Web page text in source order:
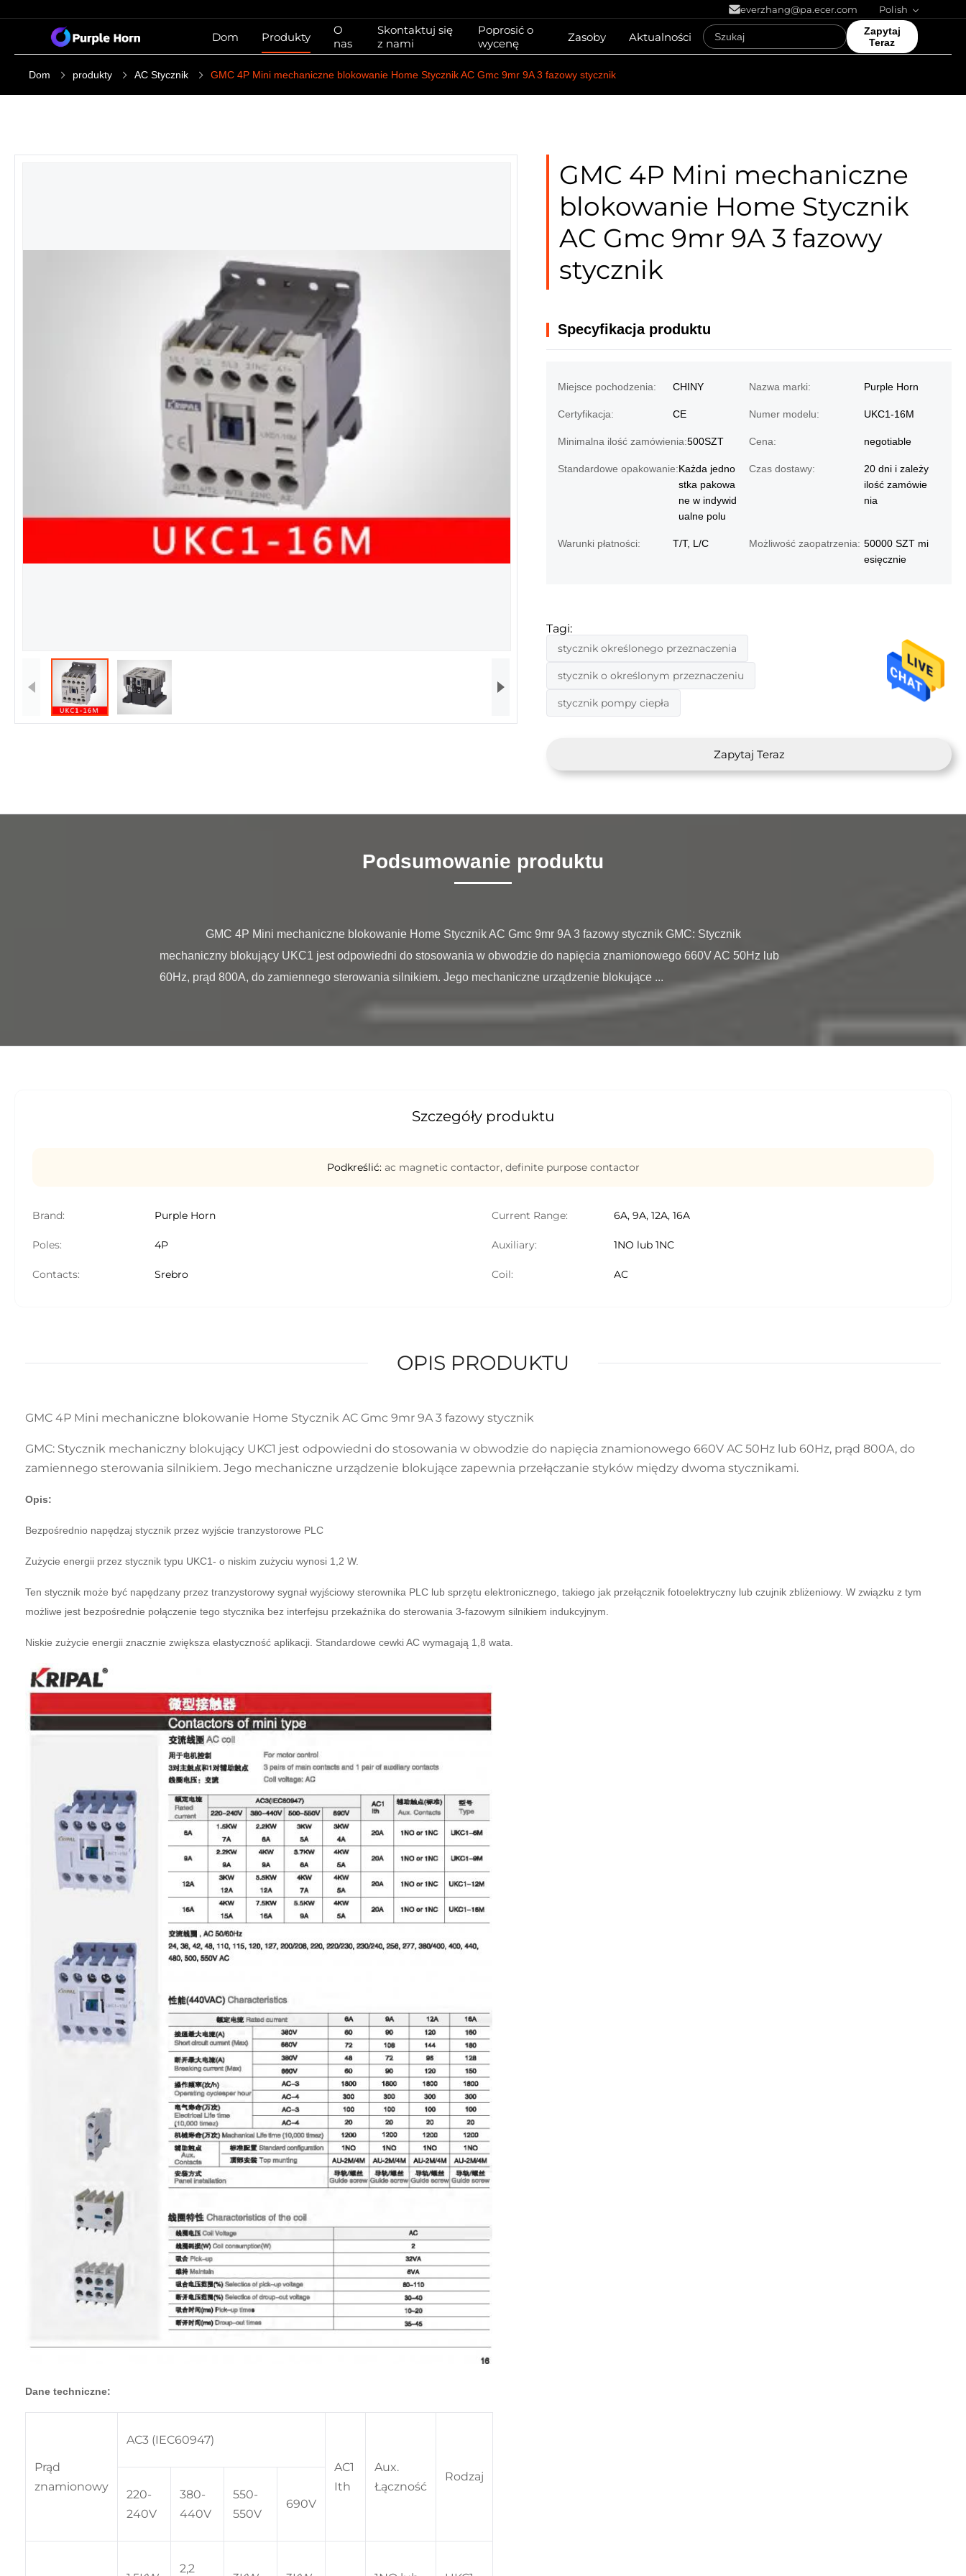
everzhang@pa.ecer.com Polish
Dom Produkty
O
nas
Skontaktuj się
z nami
Poprosić o
wycenę
Zasoby Aktualności
Zapytaj
Teraz
Dom produkty AC Stycznik GMC 4P Mini mechaniczne blokowanie Home Stycznik AC Gmc 9mr 9A 3 fazowy stycznik
GMC 4P Mini mechaniczne
blokowanie Home Stycznik
AC Gmc 9mr 9A 3 fazowy
stycznik
Specyfikacja produktu
Miejsce pochodzenia: CHINY Nazwa marki: Purple Horn
Certyfikacja: CE Numer modelu: UKC1-16M
Minimalna ilość zamówienia:500SZT Cena: negotiable
Standardowe opakowanie:Każda jedno
stka pakowa
ne w indywid
ualne polu
Czas dostawy:
20 dni i zależy
ilość zamówie
nia
Warunki płatności: T/T, L/C Możliwość zaopatrzenia: 50000 SZT mi
esięcznie
Tagi:
stycznik określonego przeznaczenia
stycznik o określonym przeznaczeniu
stycznik pompy ciepła
Zapytaj Teraz
Podsumowanie produktu
mechaniczny blokujący UKC1 jest odpowiedni do stosowania w obwodzie do napięcia znamionowego 660V AC 50Hz lub
60Hz, prąd 800A, do zamiennego sterowania silnikiem. Jego mechaniczne urządzenie blokujące ...
Szczegóły produktu
Podkreślić: ac magnetic contactor, definite purpose contactor
Brand: Purple Horn Current Range: 6A, 9A, 12A, 16A
Poles: 4P Auxiliary: 1NO lub 1NC
Contacts: Srebro Coil: AC
OPIS PRODUKTU
GMC 4P Mini mechaniczne blokowanie Home Stycznik AC Gmc 9mr 9A 3 fazowy stycznik
GMC: Stycznik mechaniczny blokujący UKC1 jest odpowiedni do stosowania w obwodzie do napięcia znamionowego 660V AC 50Hz lub 60Hz, prąd 800A, do
zamiennego sterowania silnikiem. Jego mechaniczne urządzenie blokujące zapewnia przełączanie styków między dwoma stycznikami.
Opis:
Bezpośrednio napędzaj stycznik przez wyjście tranzystorowe PLC
Zużycie energii przez stycznik typu UKC1- o niskim zużyciu wynosi 1,2 W.
Ten stycznik może być napędzany przez tranzystorowy sygnał wyjściowy sterownika PLC lub sprzętu elektronicznego, takiego jak przełącznik fotoelektryczny lub czujnik zbliżeniowy. W związku z tym
możliwe jest bezpośrednie połączenie tego stycznika bez interfejsu przekaźnika do sterowania 3-fazowym silnikiem indukcyjnym.
Niskie zużycie energii znacznie zwiększa elastyczność aplikacji. Standardowe cewki AC wymagają 1,8 wata.
Dane techniczne:
Prąd
znamionowy
AC3 (IEC60947)
AC1
Ith
Aux.
Łączność
Rodzaj
220-
240V
380-
440V
550-
550V
690V
2,2